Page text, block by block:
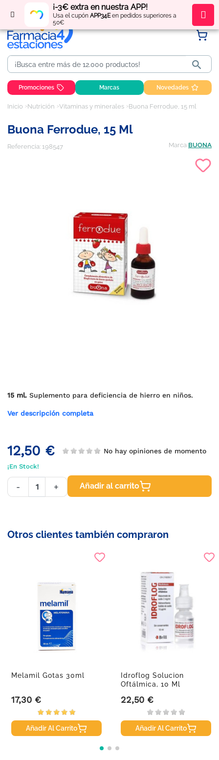
¡-3€ extra en nuestra APP!
Usa el cupón APP34Een pedidos superiores a
50€
Regístratey obténpuntos por tus compras

Promociones Marcas Novedades
Inicio Nutrición Vitaminas y minerales Buona Ferrodue, 15 ml
Buona Ferrodue, 15 Ml
Referencia: 198547 Marca BUONA
15 ml. Suplemento para deficiencia de hierro en niños.
Ver descripción completa
12,50 € No hay opiniones de momento
¡En Stock!
- + Añadir al carrito
Otros clientes también compraron
Melamil Gotas 30ml
Precio
17,30 €
Añadir Al Carrito
Idroflog Solucion
Oftálmica, 10 Ml
Precio
22,50 €
Añadir Al Carrito